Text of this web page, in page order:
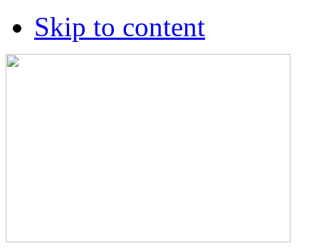
Skip to content